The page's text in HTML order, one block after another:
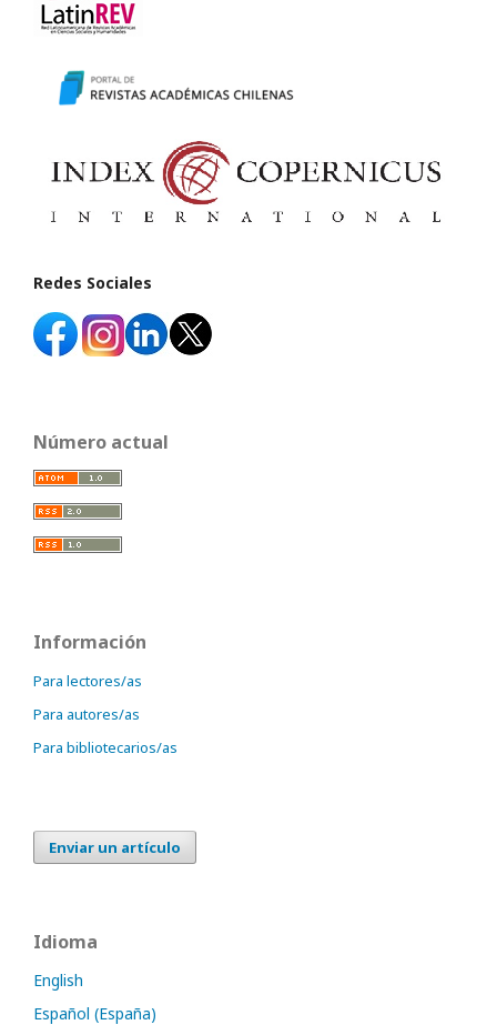
Redes Sociales
Número actual
Información
Para lectores/as
Para autores/as
Para bibliotecarios/as
Enviar un artículo
Idioma
English
Español (España)